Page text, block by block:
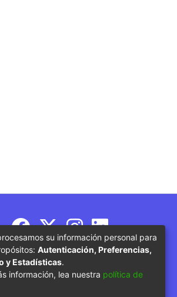
su información personal para
Autenticación, Preferencias,
y Estadísticas.
información, lea nuestra política de